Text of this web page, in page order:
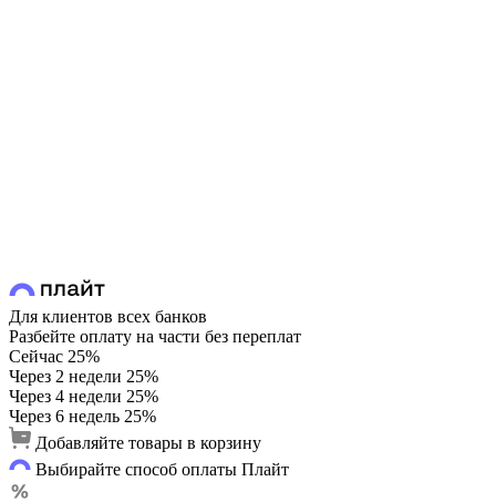
Для клиентов всех банков
Разбейте оплату на части без переплат
Сейчас 25%
Через 2 недели 25%
Через 4 недели 25%
Через 6 недель 25%
Добавляйте товары в корзину
Выбирайте способ оплаты Плайт